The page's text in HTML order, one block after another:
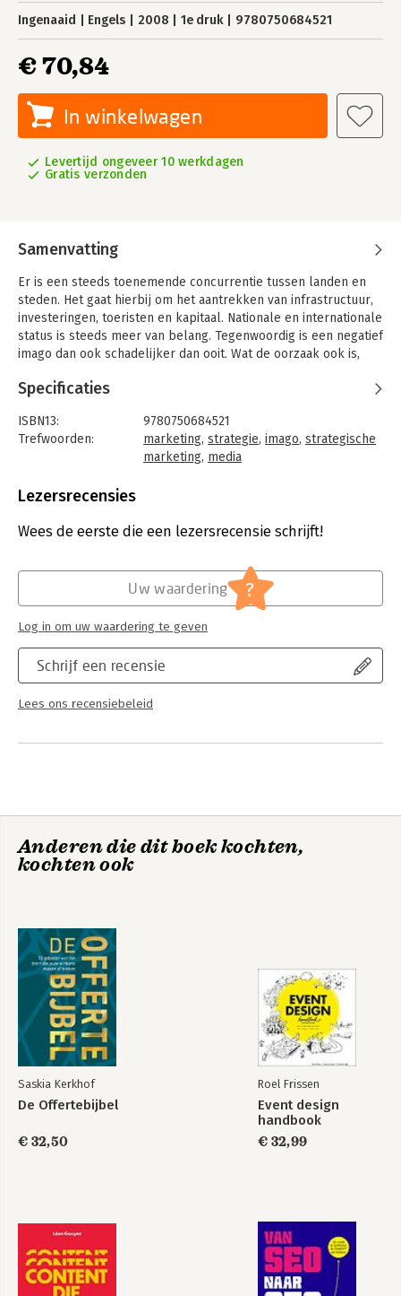
Ingenaaid Engels 2008 1e druk 9780750684521
€ 70,84
In winkelwagen
Levertijd ongeveer 10 werkdagen
Gratis verzonden
Samenvatting
Er is een steeds toenemende concurrentie tussen landen en
steden. Het gaat hierbij om het aantrekken van infrastructuur,
investeringen, toeristen en kapitaal. Nationale en internationale
status is steeds meer van belang. Tegenwoordig is een negatief
imago dan ook schadelijker dan ooit. Wat de oorzaak ook is,
hebben een significante achterstand op de concurrentie.
Veel beleidsmakers en marketeers staan hulpeloos toe te
kijken. Ze raken gefrustreerd door de wetenschap dat het
slechte imago van hun stad of land niet is gebaseerd op goed
stereotypen ook nog eens moeilijk te veranderen. De uitdaging
boek staan vele analyses, case studies en interessante
Specificaties
ISBN13:
9780750684521
Trefwoorden:
marketing, strategie, imago, strategische
marketing, media
Bindwijze:
Uitgever:
Butterworth Heinemann
Lezersrecensies
Wees de eerste die een lezersrecensie schrijft!
Schrijf een recensie
Lees ons recensiebeleid
Uw waardering ?
Log in om uw waardering te geven
Anderen die dit boek kochten,
kochten ook
Saskia Kerkhof
De Offertebijbel
€ 32,50
Roel Frissen
Event design
handbook
€ 32,99